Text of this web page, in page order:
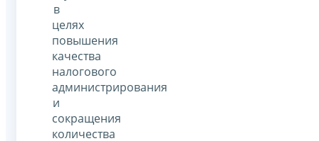
в
целях
повышения
качества
налогового
администрирования
и
сокращения
количества